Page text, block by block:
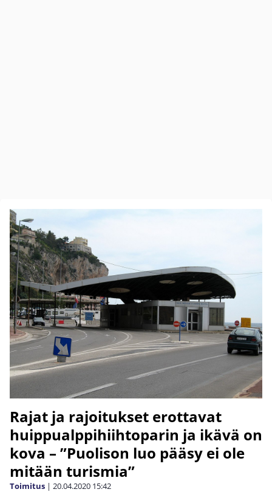
Rajat ja rajoitukset erottavat
huippualppihiihtoparin ja ikävä on
kova – ”Puolison luo pääsy ei ole
mitään turismia”
Toimitus | 20.04.2020 15:42